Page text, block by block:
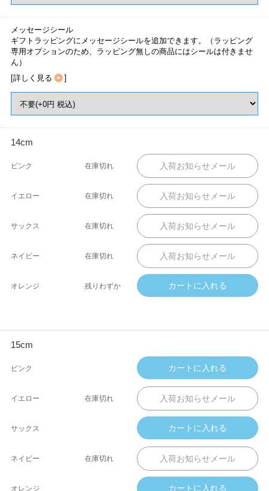
メッセージシール
ギフトラッピングにメッセージシールを追加できます。（ラッピング
専用オプションのため、ラッピング無しの商品にはシールは付きませ
ん）
[詳しく見る ]
14cm
ピンク 在庫切れ
イエロー 在庫切れ
サックス 在庫切れ
ネイビー 在庫切れ
オレンジ 残りわずか
15cm
ピンク
イエロー 在庫切れ
サックス
ネイビー 在庫切れ
オレンジ